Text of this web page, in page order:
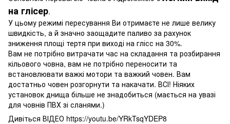
на глісер.
У цьому режимі пересування Ви отримаєте не лише велику
швидкість, а й значно заощадите паливо за рахунок
зниження площі тертя при виході на глісс на 30%.
Вам не потрібно витрачати час на складання та розбирання
кільового човна, вам не потрібно переносити та
встановлювати важкі мотори та важкий човен. Вам
достатньо човен розгорнути та накачати. ВСІ! Ніяких
установок днища більше не знадобиться (мається на увазі
для човнів ПВХ зі сланями.)
Дивіться ВІДЕО https://youtu.be/YRkTsqYDEP8